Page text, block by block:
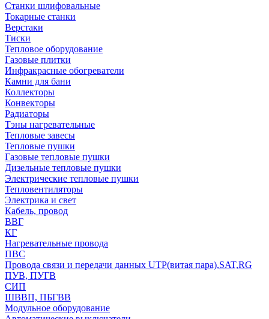
Станки шлифовальные
Токарные станки
Верстаки
Тиски
Тепловое оборудование
Газовые плитки
Инфракрасные обогреватели
Камни для бани
Коллекторы
Конвекторы
Радиаторы
Тэны нагревательные
Тепловые завесы
Тепловые пушки
Газовые тепловые пушки
Дизельные тепловые пушки
Электрические тепловые пушки
Тепловентиляторы
Электрика и свет
Кабель, провод
ВВГ
КГ
Нагревательные провода
ПВС
Провода связи и передачи данных UTP(витая пара),SAT,RG
ПУВ, ПУГВ
СИП
ШВВП, ПБГВВ
Модульное оборудование